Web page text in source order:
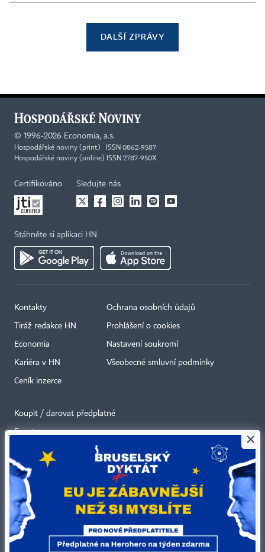
DALŠÍ ZPRÁVY
© 1996-2026 Economia, a.s.
Hospodářské noviny (print) ISSN 0862-9587
Hospodářské noviny (online) ISSN 2787-950X
Certifikováno Sledujte nás
Stáhněte si aplikaci HN
Kontakty
Tiráž redakce HN
Economia
Kariéra v HN
Ceník inzerce
Ochrana osobních údajů
Prohlášení o cookies
Nastavení soukromí
Všeobecné smluvní podmínky
Koupit / darovat předplatné
Eventy
Newslettery
RSS kanály
Autorská práva vykonává vydavatel. Bez písemného svolení vydavatele je
zakázáno jakékoli užití částí nebo celku díla, zejména rozmnožování a šíření
jakýmkoli způsobem, mechanickým nebo elektronickým, v českém nebo
jiném jazyce. Bez souhlasu vydavatele je zakázáno též rozmnožování
×